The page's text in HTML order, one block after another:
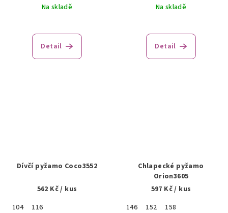
Na skladě
Detail
Na skladě
Detail
Dívčí pyžamo Coco3552
562 Kč/ kus
104
116
Chlapecké pyžamo
Orion3605
597 Kč/ kus
146
152
158